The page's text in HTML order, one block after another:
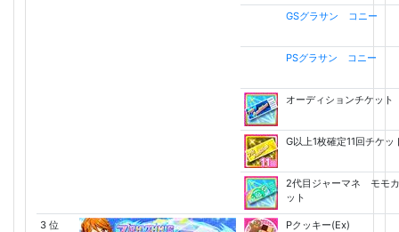
GSグラサン コニー
PSグラサン コニー
オーディションチケット
G以上1枚確定11回チケッ
2代目ジャーマネ モモ
ット
3 位 Pクッキー(Ex)